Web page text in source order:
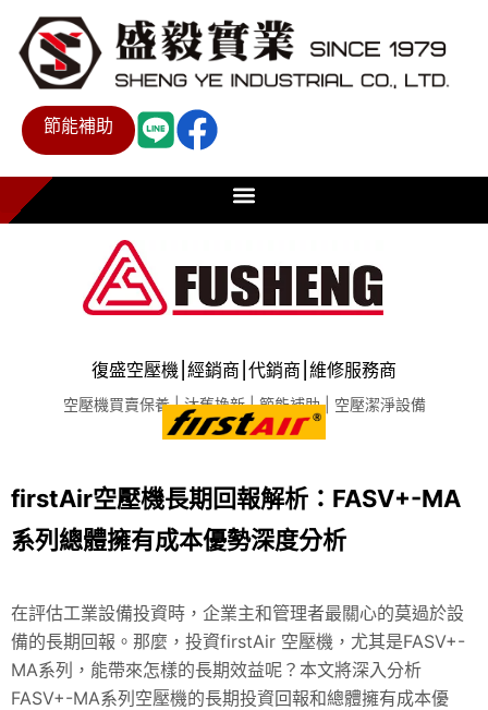
節能補助
復盛空壓機⎮經銷商⎮代銷商⎮維修服務商
空壓機買賣保養 | 汰舊換新 | 節能補助 | 空壓潔淨設備
firstAir空壓機長期回報解析：FASV+-MA
系列總體擁有成本優勢深度分析
在評估工業設備投資時，企業主和管理者最關心的莫過於設
備的長期回報。那麼，投資firstAir 空壓機 ，尤其是FASV+-
MA系列，能帶來怎樣的長期效益呢？本文將深入分析
FASV+-MA系列空壓機的長期投資回報和總體擁有成本優